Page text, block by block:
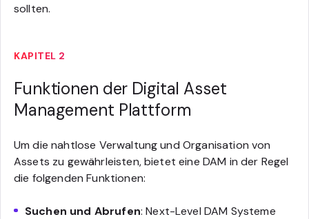
sollten.
KAPITEL 2
Funktionen der Digital Asset
Management Plattform
Um die nahtlose Verwaltung und Organisation von
Assets zu gewährleisten, bietet eine DAM in der Regel
die folgenden Funktionen:
Suchen und Abrufen: Next-Level DAM Systeme